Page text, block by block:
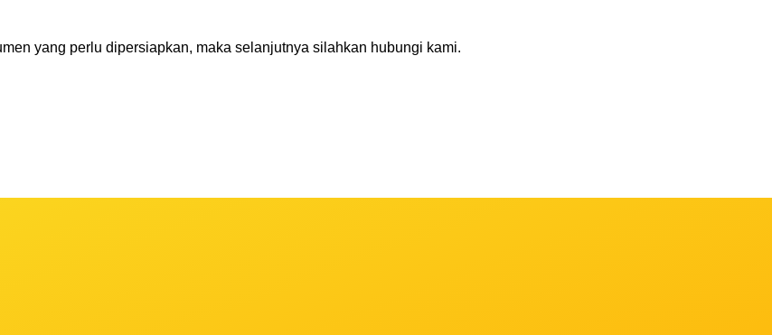
yang perlu dipersiapkan, maka selanjutnya silahkan hubungi kami.